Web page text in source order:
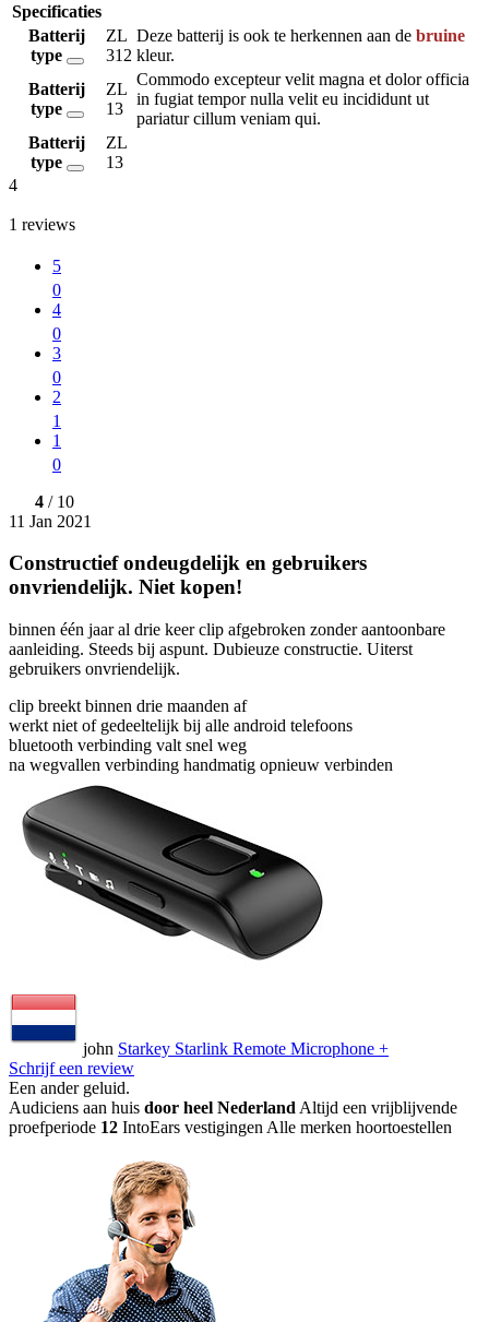
Specificaties
Batterij
type
ZL
312
Deze batterij is ook te herkennen aan de bruine
kleur.
Batterij
type
ZL
13
Commodo excepteur velit magna et dolor officia
in fugiat tempor nulla velit eu incididunt ut
pariatur cillum veniam qui.
Batterij
type
ZL
13
4
1 reviews
5
0
4
0
3
0
2
1
1
0
4 / 10
11 Jan 2021
Constructief ondeugdelijk en gebruikers
onvriendelijk. Niet kopen!
binnen één jaar al drie keer clip afgebroken zonder aantoonbare
aanleiding. Steeds bij aspunt. Dubieuze constructie. Uiterst
gebruikers onvriendelijk.
clip breekt binnen drie maanden af
werkt niet of gedeeltelijk bij alle android telefoons
bluetooth verbinding valt snel weg
na wegvallen verbinding handmatig opnieuw verbinden
john Starkey Starlink Remote Microphone +
Schrijf een review
Een ander geluid.
Audiciens aan huis door heel Nederland Altijd een vrijblijvende
proefperiode 12 IntoEars vestigingen Alle merken hoortoestellen